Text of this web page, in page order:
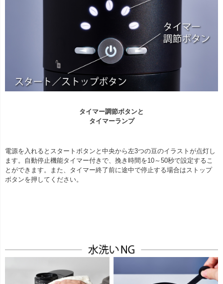
タイマー調節ボタンと
タイマーランプ
電源を入れるとスタートボタンと中央から左3つの豆のイラストが点灯し
ます。自動停止機能タイマー付きで、挽き時間を10～50秒で設定するこ
とができます。また、タイマー終了前に途中で停止する場合はストップ
ボタンを押してください。